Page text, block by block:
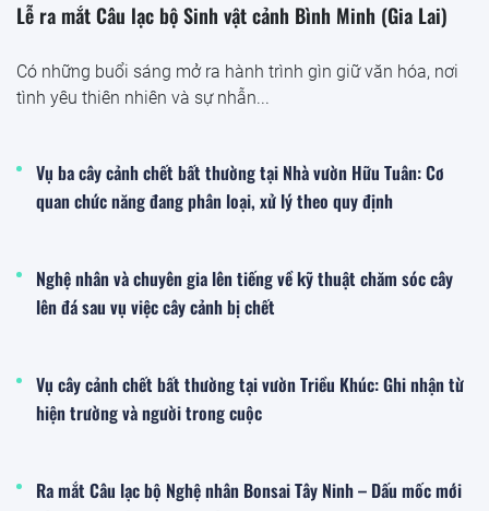
Lễ ra mắt Câu lạc bộ Sinh vật cảnh Bình Minh (Gia Lai)
Có những buổi sáng mở ra hành trình gìn giữ văn hóa, nơi
tình yêu thiên nhiên và sự nhẫn...
Vụ ba cây cảnh chết bất thường tại Nhà vườn Hữu Tuân: Cơ
quan chức năng đang phân loại, xử lý theo quy định
Nghệ nhân và chuyên gia lên tiếng về kỹ thuật chăm sóc cây
lên đá sau vụ việc cây cảnh bị chết
Vụ cây cảnh chết bất thường tại vườn Triều Khúc: Ghi nhận từ
hiện trường và người trong cuộc
Ra mắt Câu lạc bộ Nghệ nhân Bonsai Tây Ninh – Dấu mốc mới